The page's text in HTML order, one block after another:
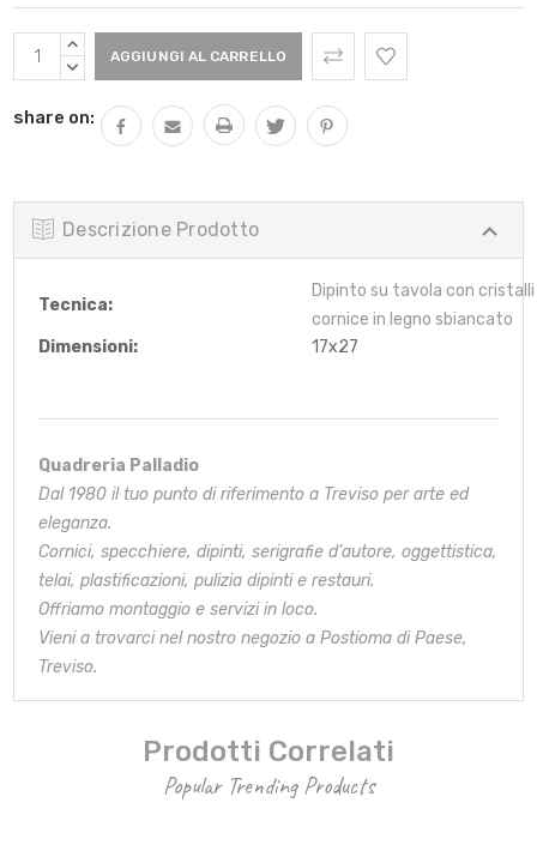
Scorta
Attuale:
AUMENTARE
QUANTITÀ:
DIMINUIRE
share on:
Descrizione Prodotto
Tecnica:
Dipinto su tavola con
cornice in legno sbiancato
Dimensioni:
17x27
Quadreria Palladio
Dal 1980 il tuo punto di riferimento a Treviso per arte ed
eleganza.
Cornici, specchiere, dipinti, serigrafie d’autore, oggettistica,
telai, plastificazioni, pulizia dipinti e restauri.
Offriamo montaggio e servizi in loco.
Vieni a trovarci nel nostro negozio a Postioma di Paese,
Treviso.
Prodotti Correlati
Popular Trending Products